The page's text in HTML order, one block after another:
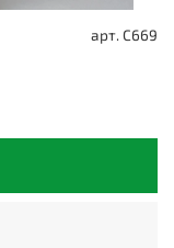
арт. С669